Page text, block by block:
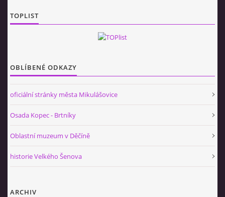
TOPLIST
OBLÍBENÉ ODKAZY
oficiální stránky města Mikulášovice
Osada Kopec - Brtníky
Oblastní muzeum v Děčíně
historie Velkého Šenova
ARCHIV